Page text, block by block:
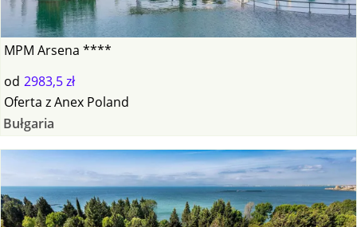
MPM Arsena ****
od 2983,5 zł
Oferta zAnex Poland
Bułgaria